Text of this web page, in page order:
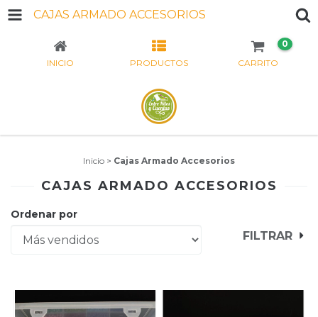
CAJAS ARMADO ACCESORIOS
INICIO PRODUCTOS CARRITO
0
Inicio > Cajas Armado Accesorios
CAJAS ARMADO ACCESORIOS
Ordenar por
FILTRAR